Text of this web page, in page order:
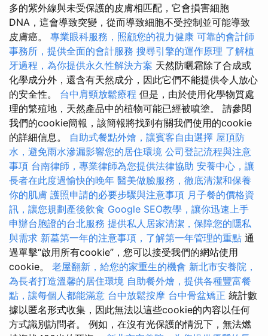
多的紫外線與未受保護的皮膚相匹配，它會損害細胞
DNA，這會導致突變，從而導致細胞不受控制並可能導致
皮膚癌。 專業眼科服務，照顧您的視力健康 可靠的會計師
事務所，提供全面的會計服務 搜尋引擎的運作原理 了解植
牙過程，為你提供永久性解決方案 天然防曬霜除了合成或
化學成分外，還含有天然成分，因此它們不能提供令人放心
的安全性。 台中肩頸放鬆療程 但是，由於使用化學物質處
理的繁殖地，天然產品中的植物可能已經被噴塗。 請參閱
我們的cookie簡報，該簡報將找到有關我們使用的cookie
的詳細信息。 自助式餐點外燴，讓賓客自由選擇 屋頂防
水，避免雨水滲漏影響您的居住環境 公司登記流程與注意
事項 台南律師，專業律師為您提供法律協助 安養中心，讓
長者在此度過愉快的晚年 醫美做臉服務，徹底清潔和保養
你的肌膚 護照申請的必要步驟與注意事項 月子餐的價格資
訊，讓您規劃產後飲食 Google SEO教學，讓你迅速上手
申辦台胞證的台北服務 提供私人居家清潔，保障您的隱私
與需求 新墓第一年的注意事項，了解第一年管理的重點 通
過單擊“啟用所有cookie”，您可以接受我們的網站使用
cookie。 老屋翻新，給您的家重生的機會 新北市安養院，
為長者打造溫馨的居住環境 自助餐外燴，提供各種豐富餐
點，讓每個人都能滿意 台中放鬆按摩 台中骨盆矯正 統計數
據以匿名形式收集，因此無法以這些cookie的內容以任何
方式識別訪問者。 例如，在沒有光保護的情況下，無法燃